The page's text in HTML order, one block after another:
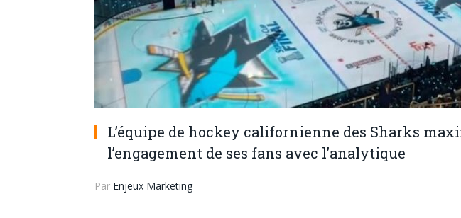
L’équipe de hockey californienne des Sharks
l’engagement de ses fans avec l’analytique
Par Enjeux Marketing